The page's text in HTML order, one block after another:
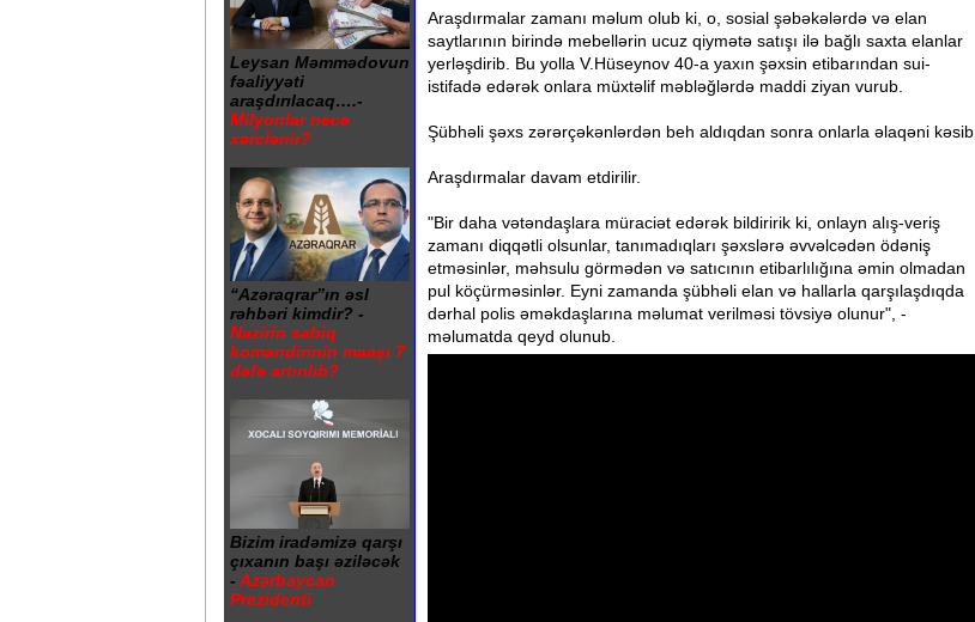
Leysan Məmmədovun
fəaliyyəti
araşdırılacaq….-
Milyonlar necə
xərclənir?
“Azəraqrar”ın əsl
rəhbəri kimdir? -
Nazirin sabiq
komandirinin maaşı 7
dəfə artırılıb?
Bizim iradəmizə qarşı
çıxanın başı əziləcək
- Azərbaycan
Prezidenti
Araşdırmalar zamanı məlum olub ki, o, sosial şəbəkələrdə və elan
saytlarının birində mebellərin ucuz qiymətə satışı ilə bağlı saxta elanlar
yerləşdirib. Bu yolla V.Hüseynov 40-a yaxın şəxsin etibarından sui-
istifadə edərək onlara müxtəlif məbləğlərdə maddi ziyan vurub.
Şübhəli şəxs zərərçəkənlərdən beh aldıqdan sonra onlarla əlaqəni kəsib.
Araşdırmalar davam etdirilir.
"Bir daha vətəndaşlara müraciət edərək bildiririk ki, onlayn alış-veriş
zamanı diqqətli olsunlar, tanımadıqları şəxslərə əvvəlcədən ödəniş
etməsinlər, məhsulu görmədən və satıcının etibarlılığına əmin olmadan
pul köçürməsinlər. Eyni zamanda şübhəli elan və hallarla qarşılaşdıqda
dərhal polis əməkdaşlarına məlumat verilməsi tövsiyə olunur", -
məlumatda qeyd olunub.